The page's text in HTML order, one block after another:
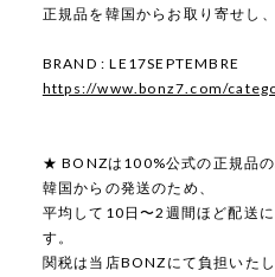
正規品を韓国からお取り寄せし
BRAND : LE17SEPTEMBRE
https://www.bonz7.com/
★ BONZは100%公式の正規品の
韓国からの発送のため、
平均して10日〜2週間ほど配送
す。
関税は当店BONZにて負担いたし